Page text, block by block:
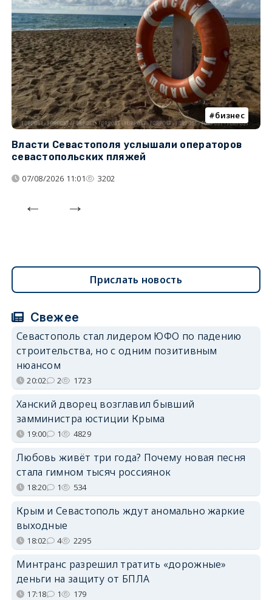
бизнес
Власти Севастополя услышали операторов
севастопольских пляжей
07/08/2026 11:01 3202
Прислать новость
Свежее
Севастополь стал лидером ЮФО по падению
строительства, но с одним позитивным
нюансом
20:02 2 1723
Ханский дворец возглавил бывший
замминистра юстиции Крыма
19:00 1 4829
Любовь живёт три года? Почему новая песня
стала гимном тысяч россиянок
18:20 1 534
Крым и Севастополь ждут аномально жаркие
выходные
18:02 4 2295
Минтранс разрешил тратить «дорожные»
деньги на защиту от БПЛА
17:18 1 179